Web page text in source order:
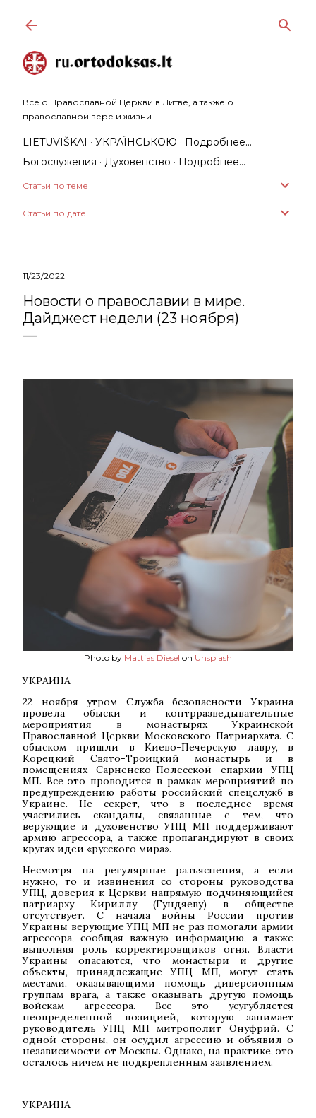
Всё о Православной Церкви в Литве, а также о
православной вере и жизни.
LIETUVIŠKAI УКРАЇНСЬКОЮ
Подробнее…
Богослужения
Духовенство Подробнее…
Статьи по теме
Статьи по дате
11/23/2022
Новости о православии в мире.
Дайджест недели (23 ноября)
Photo by Mattias Diesel on Unsplash
УКРАИНА
22 ноября утром Служба безопасности Украина
провела обыски и контрразведывательные
мероприятия в монастырях Украинской
Православной Церкви Московского Патриархата. С
обыском пришли в Киево-Печерскую лавру, в
Корецкий Свято-Троицкий монастырь и в
помещениях Сарненско-Полесской епархии УПЦ
МП. Все это проводится в рамках мероприятий по
предупреждению работы российский спецслужб в
Украине. Не секрет, что в последнее время
участились скандалы, связанные с тем, что
верующие и духовенство УПЦ МП поддерживают
армию агрессора, а также пропагандируют в своих
кругах идеи «русского мира».
Несмотря на регулярные разъяснения, а если
нужно, то и извинения со стороны руководства
УПЦ, доверия к Церкви напрямую подчиняющийся
патриарху Кириллу (Гундяеву) в обществе
отсутствует. С начала войны России против
Украины верующие УПЦ МП не раз помогали армии
агрессора, сообщая важную информацию, а также
выполняя роль корректировщиков огня. Власти
Украины опасаются, что монастыри и другие
объекты, принадлежащие УПЦ МП, могут стать
местами, оказывающими помощь диверсионным
группам врага, а также оказывать другую помощь
войскам агрессора. Все это усугубляется
неопределенной позицией, которую занимает
руководитель УПЦ МП митрополит Онуфрий. С
одной стороны, он осудил агрессию и объявил о
независимости от Москвы. Однако, на практике, это
осталось ничем не подкрепленным заявлением.
УКРАИНА